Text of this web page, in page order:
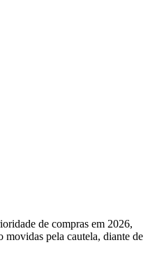
de compras em 2026,
movidas pela cautela, diante de